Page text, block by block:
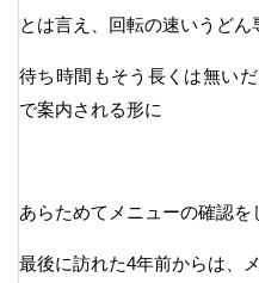
とは言え、回転の速いうどん
待ち時間もそう長くは無い
で案内される形に
あらためてメニューの確認を
最後に訪れた4年前からは、